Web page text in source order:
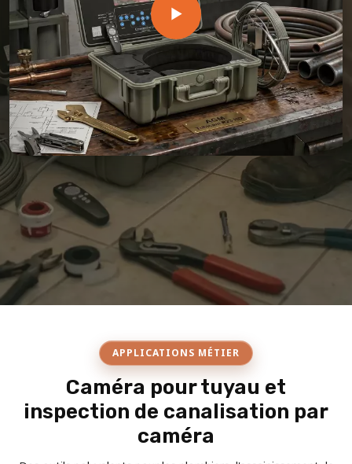
APPLICATIONS MÉTIER
Caméra pour tuyau et
inspection de canalisation par
caméra